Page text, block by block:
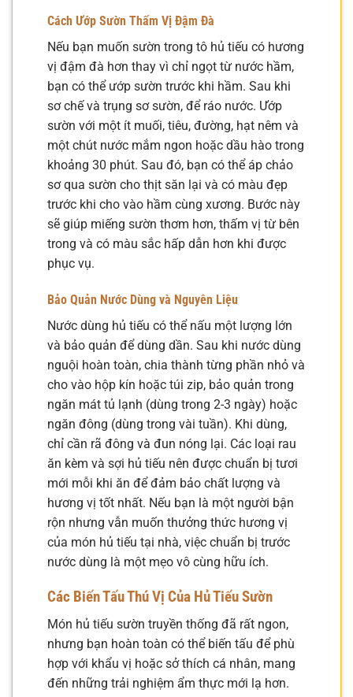
Cách Ướp Sườn Thấm Vị Đậm Đà
Nếu bạn muốn sườn trong tô hủ tiếu có hương
vị đậm đà hơn thay vì chỉ ngọt từ nước hầm,
bạn có thể ướp sườn trước khi hầm. Sau khi
sơ chế và trụng sơ sườn, để ráo nước. Ướp
sườn với một ít muối, tiêu, đường, hạt nêm và
một chút nước mắm ngon hoặc dầu hào trong
khoảng 30 phút. Sau đó, bạn có thể áp chảo
sơ qua sườn cho thịt săn lại và có màu đẹp
trước khi cho vào hầm cùng xương. Bước này
sẽ giúp miếng sườn thơm hơn, thấm vị từ bên
trong và có màu sắc hấp dẫn hơn khi được
phục vụ.
Bảo Quản Nước Dùng và Nguyên Liệu
Nước dùng hủ tiếu có thể nấu một lượng lớn
và bảo quản để dùng dần. Sau khi nước dùng
nguội hoàn toàn, chia thành từng phần nhỏ và
cho vào hộp kín hoặc túi zip, bảo quản trong
ngăn mát tủ lạnh (dùng trong 2-3 ngày) hoặc
ngăn đông (dùng trong vài tuần). Khi dùng,
chỉ cần rã đông và đun nóng lại. Các loại rau
ăn kèm và sợi hủ tiếu nên được chuẩn bị tươi
mới mỗi khi ăn để đảm bảo chất lượng và
hương vị tốt nhất. Nếu bạn là một người bận
rộn nhưng vẫn muốn thưởng thức hương vị
của món hủ tiếu tại nhà, việc chuẩn bị trước
nước dùng là một mẹo vô cùng hữu ích.
Các Biến Tấu Thú Vị Của Hủ Tiếu Sườn
Món hủ tiếu sườn truyền thống đã rất ngon,
nhưng bạn hoàn toàn có thể biến tấu để phù
hợp với khẩu vị hoặc sở thích cá nhân, mang
đến những trải nghiệm ẩm thực mới lạ hơn.